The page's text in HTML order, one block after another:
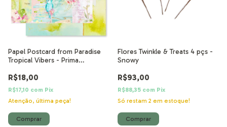
Papel Postcard from Paradise
Tropical Vibers - Prima
R$18,00
R$17,10 com Pix
Atenção, última peça!
Flores Twinkle & Treats 4 pçs -
Snowy
R$93,00
R$88,35 com Pix
Só restam 2 em estoque!